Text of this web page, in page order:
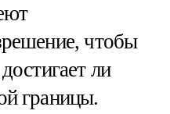
чтобы
ли
границы.